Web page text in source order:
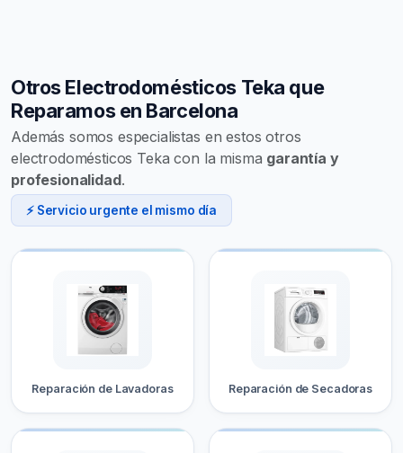
Otros Electrodomésticos Teka que
Reparamos en Barcelona
Además somos especialistas en estos otros
electrodomésticos Teka con la misma garantía y
profesionalidad.
⚡ Servicio urgente el mismo día
Reparación de Lavadoras Reparación de Secadoras